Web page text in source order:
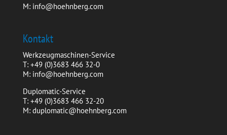
M: info@hoehnberg.com
Kontakt
Werkzeugmaschinen-Service
T: +49 (0)3683 466 32-0
M: info@hoehnberg.com
Duplomatic-Service
T: +49 (0)3683 466 32-20
M: duplomatic@hoehnberg.com